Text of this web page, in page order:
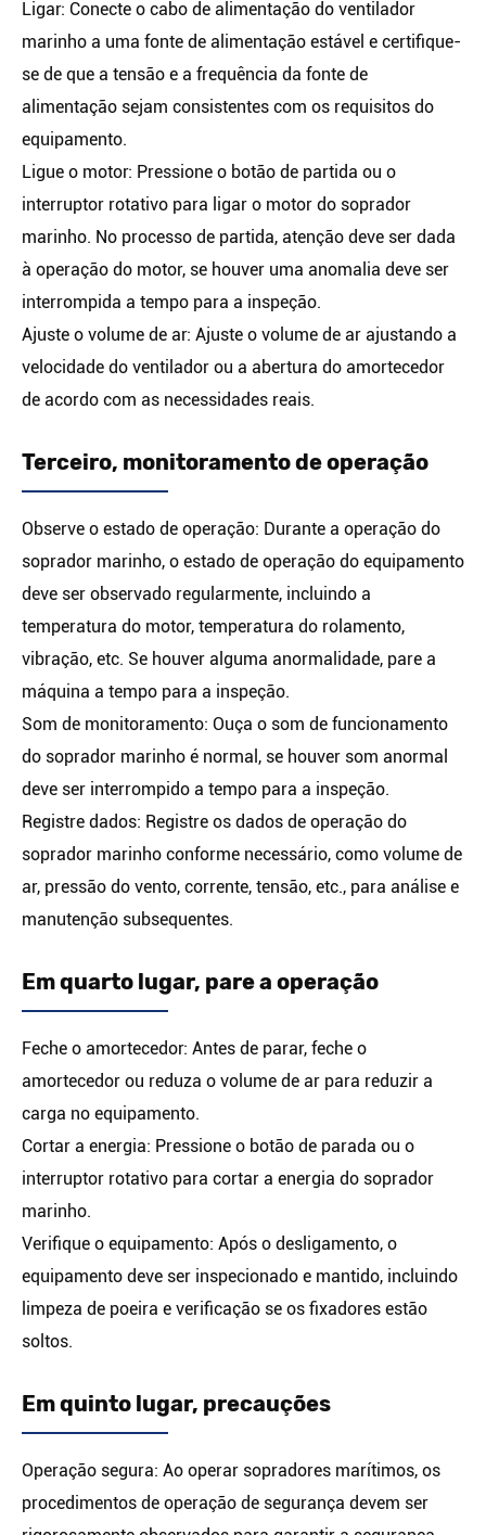
Ligar: Conecte o cabo de alimentação do ventilador
marinho a uma fonte de alimentação estável e certifique-
se de que a tensão e a frequência da fonte de
alimentação sejam consistentes com os requisitos do
equipamento.
Ligue o motor: Pressione o botão de partida ou o
interruptor rotativo para ligar o motor do soprador
marinho. No processo de partida, atenção deve ser dada
à operação do motor, se houver uma anomalia deve ser
interrompida a tempo para a inspeção.
Ajuste o volume de ar: Ajuste o volume de ar ajustando a
velocidade do ventilador ou a abertura do amortecedor
de acordo com as necessidades reais.
Terceiro, monitoramento de operação
Observe o estado de operação: Durante a operação do
soprador marinho, o estado de operação do equipamento
deve ser observado regularmente, incluindo a
temperatura do motor, temperatura do rolamento,
vibração, etc. Se houver alguma anormalidade, pare a
máquina a tempo para a inspeção.
Som de monitoramento: Ouça o som de funcionamento
do soprador marinho é normal, se houver som anormal
deve ser interrompido a tempo para a inspeção.
Registre dados: Registre os dados de operação do
soprador marinho conforme necessário, como volume de
ar, pressão do vento, corrente, tensão, etc., para análise e
manutenção subsequentes.
Em quarto lugar, pare a operação
Feche o amortecedor: Antes de parar, feche o
amortecedor ou reduza o volume de ar para reduzir a
carga no equipamento.
Cortar a energia: Pressione o botão de parada ou o
interruptor rotativo para cortar a energia do soprador
marinho.
Verifique o equipamento: Após o desligamento, o
equipamento deve ser inspecionado e mantido, incluindo
limpeza de poeira e verificação se os fixadores estão
soltos.
Em quinto lugar, precauções
Operação segura: Ao operar sopradores marítimos, os
procedimentos de operação de segurança devem ser